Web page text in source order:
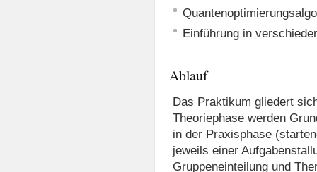
Einführung in
Ablauf
Das Praktikum gliedert
Theoriephase werden
in der Praxisphase
jeweils einer
Gruppeneinteilung und